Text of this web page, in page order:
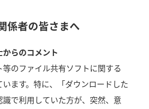
係者の皆さまへ
らのコメント
のファイル共有ソフトに関する
ます。特に、「ダウンロードした
で利用していた方が、突然、意